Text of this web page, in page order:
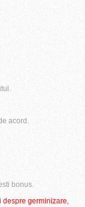
acord.
bonus.
despre germinizare,